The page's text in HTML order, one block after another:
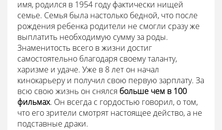
имя, родился в 1954 году фактически нищей
семье. Семья была настолько бедной, что после
рождения ребенка родители не смогли сразу же
выплатить необходимую сумму за роды.
Знаменитость всего в жизни достиг
самостоятельно благодаря своему таланту,
харизме и удаче. Уже в 8 лет он начал
кинокарьеру и получил свою первую зарплату. За
всю свою жизнь он снялся больше чем в 100
фильмах. Он всегда с гордостью говорил, о том,
что его зрители смотрят настоящее действо, а не
подставные драки.